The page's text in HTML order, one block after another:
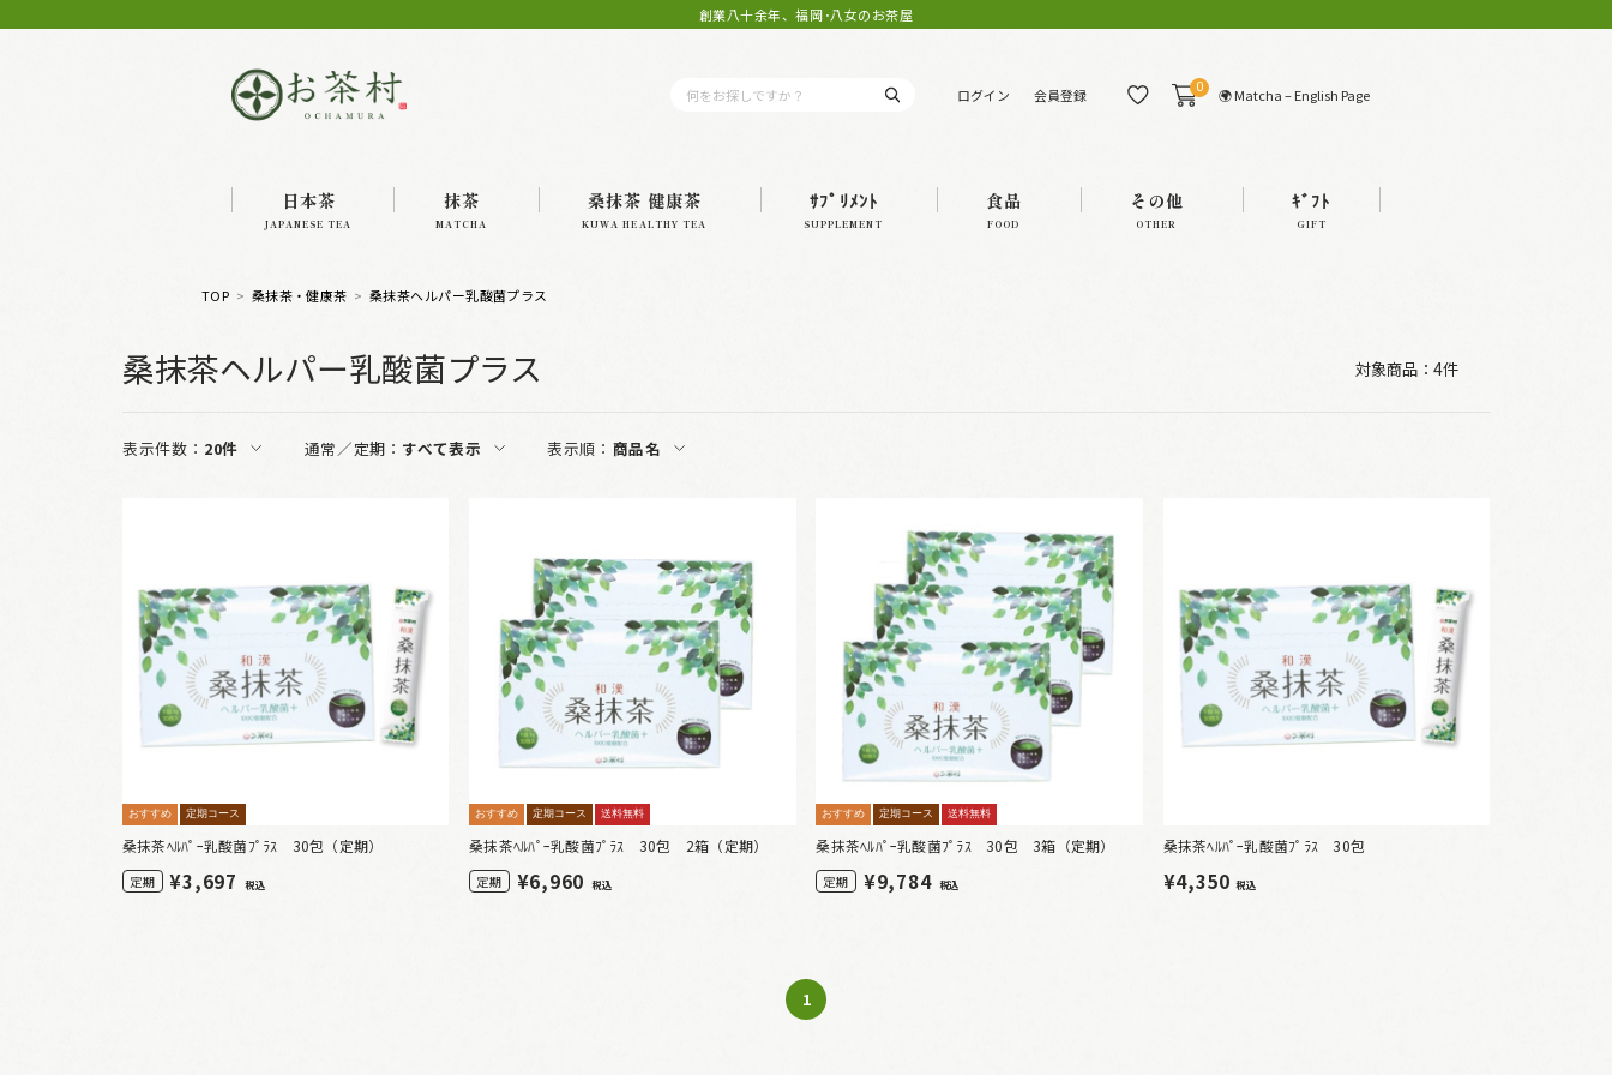
創業八十余年、福岡･八女のお茶屋
ログイン 会員登録 0 🌍 Matcha – English Page
日本茶
JAPANESE TEA
抹茶
MATCHA
桑抹茶 健康茶
KUWA HEALTHY TEA
ｻﾌﾟﾘﾒﾝﾄ
SUPPLEMENT
食品
FOOD
その他
OTHER
ｷﾞﾌﾄ
GIFT
TOP 桑抹茶・健康茶 桑抹茶ヘルパー乳酸菌プラス
桑抹茶ヘルパー乳酸菌プラス 対象商品：4件
表示件数： 20件 通常／定期： すべて表示 表示順： 商品名
おすすめ 定期コース
桑抹茶ﾍﾙﾊﾟｰ乳酸菌ﾌﾟﾗｽ 30包（定期）
定期 ¥3,697 税込
おすすめ 定期コース 送料無料
桑抹茶ﾍﾙﾊﾟｰ乳酸菌ﾌﾟﾗｽ 30包 2箱（定期）
定期 ¥6,960 税込
おすすめ 定期コース 送料無料
桑抹茶ﾍﾙﾊﾟｰ乳酸菌ﾌﾟﾗｽ 30包 3箱（定期）
定期 ¥9,784 税込
桑抹茶ﾍﾙﾊﾟｰ乳酸菌ﾌﾟﾗｽ 30包
¥4,350 税込
1